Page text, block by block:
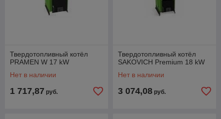
Твердотопливный котёл
PRAMEN W 17 kW
Нет в наличии
1 717,87 руб.
Твердотопливный котёл
SAKOVICH Premium 18 kW
Нет в наличии
3 074,08 руб.